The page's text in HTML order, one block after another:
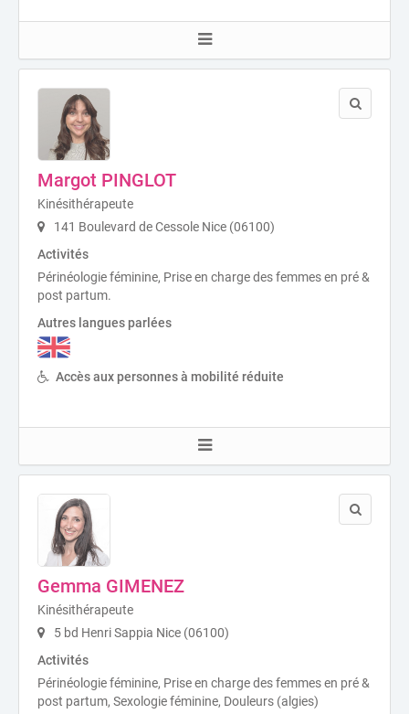
Margot PINGLOT
Kinésithérapeute
141 Boulevard de Cessole Nice (06100)
Activités
Périnéologie féminine, Prise en charge des femmes en pré &
post partum.
Autres langues parlées
Accès aux personnes à mobilité réduite
Gemma GIMENEZ
Kinésithérapeute
5 bd Henri Sappia Nice (06100)
Activités
Périnéologie féminine, Prise en charge des femmes en pré &
post partum, Sexologie féminine, Douleurs (algies)